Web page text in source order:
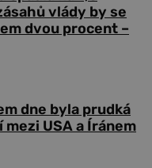
vlády by se
dvou procent –
dne byla prudká
USA a Íránem